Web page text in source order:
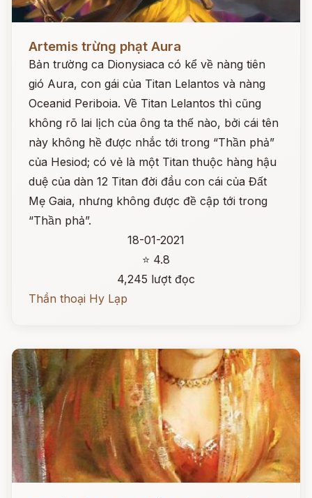
Artemis trừng phạt Aura
Bản trường ca Dionysiaca có kể về nàng tiên
gió Aura, con gái của Titan Lelantos và nàng
Oceanid Periboia. Về Titan Lelantos thì cũng
không rõ lai lịch của ông ta thế nào, bởi cái tên
này không hề được nhắc tới trong “Thần phả”
của Hesiod; có vẻ là một Titan thuộc hàng hậu
duệ của dàn 12 Titan đời đầu con cái của Đất
Mẹ Gaia, nhưng không được đề cập tới trong
“Thần phả”.
18-01-2021
⭐ 4.8
4,245 lượt đọc
Thần thoại Hy Lạp